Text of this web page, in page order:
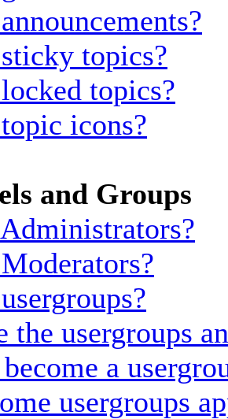
topics?
topics?
icons?
and Groups
the usergroups
a
usergroups